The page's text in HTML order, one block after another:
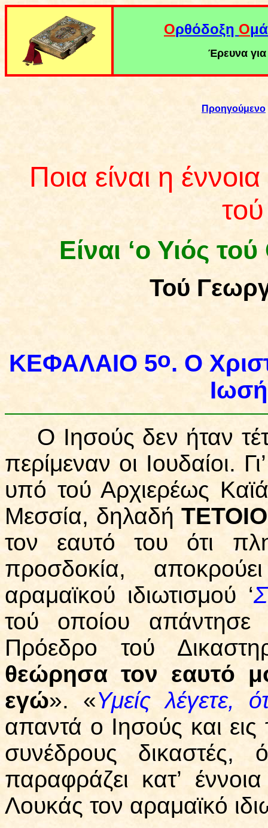
Ορθόδοξη Ο
Έρευνα για
Προηγούμενο
Ποια είναι η
Είναι ‘ο Υιός
Τού
ΚΕΦΑΛΑΙΟ 5ο. Ο
Ο Ιησούς δεν ήταν
περίμεναν οι Ιουδαίοι.
υπό τού Αρχιερέως Καϊ
Μεσσία, δηλαδή
τον εαυτό του ότι
προσδοκία,
αραμαϊκού ιδιωτισμού ‘
τού οποίου απάντησε
Πρόεδρο τού
θεώρησα τον εαυτό
εγώ». «Υμείς λέγετε,
απαντά ο Ιησούς και
συνέδρους δικαστές,
παραφράζει κατ’
Λουκάς τον αραμαϊκό